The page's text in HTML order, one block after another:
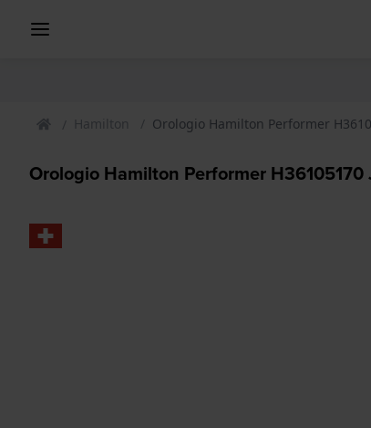
Hamilton Orologio Hamilton Performer
Orologio Hamilton Performer